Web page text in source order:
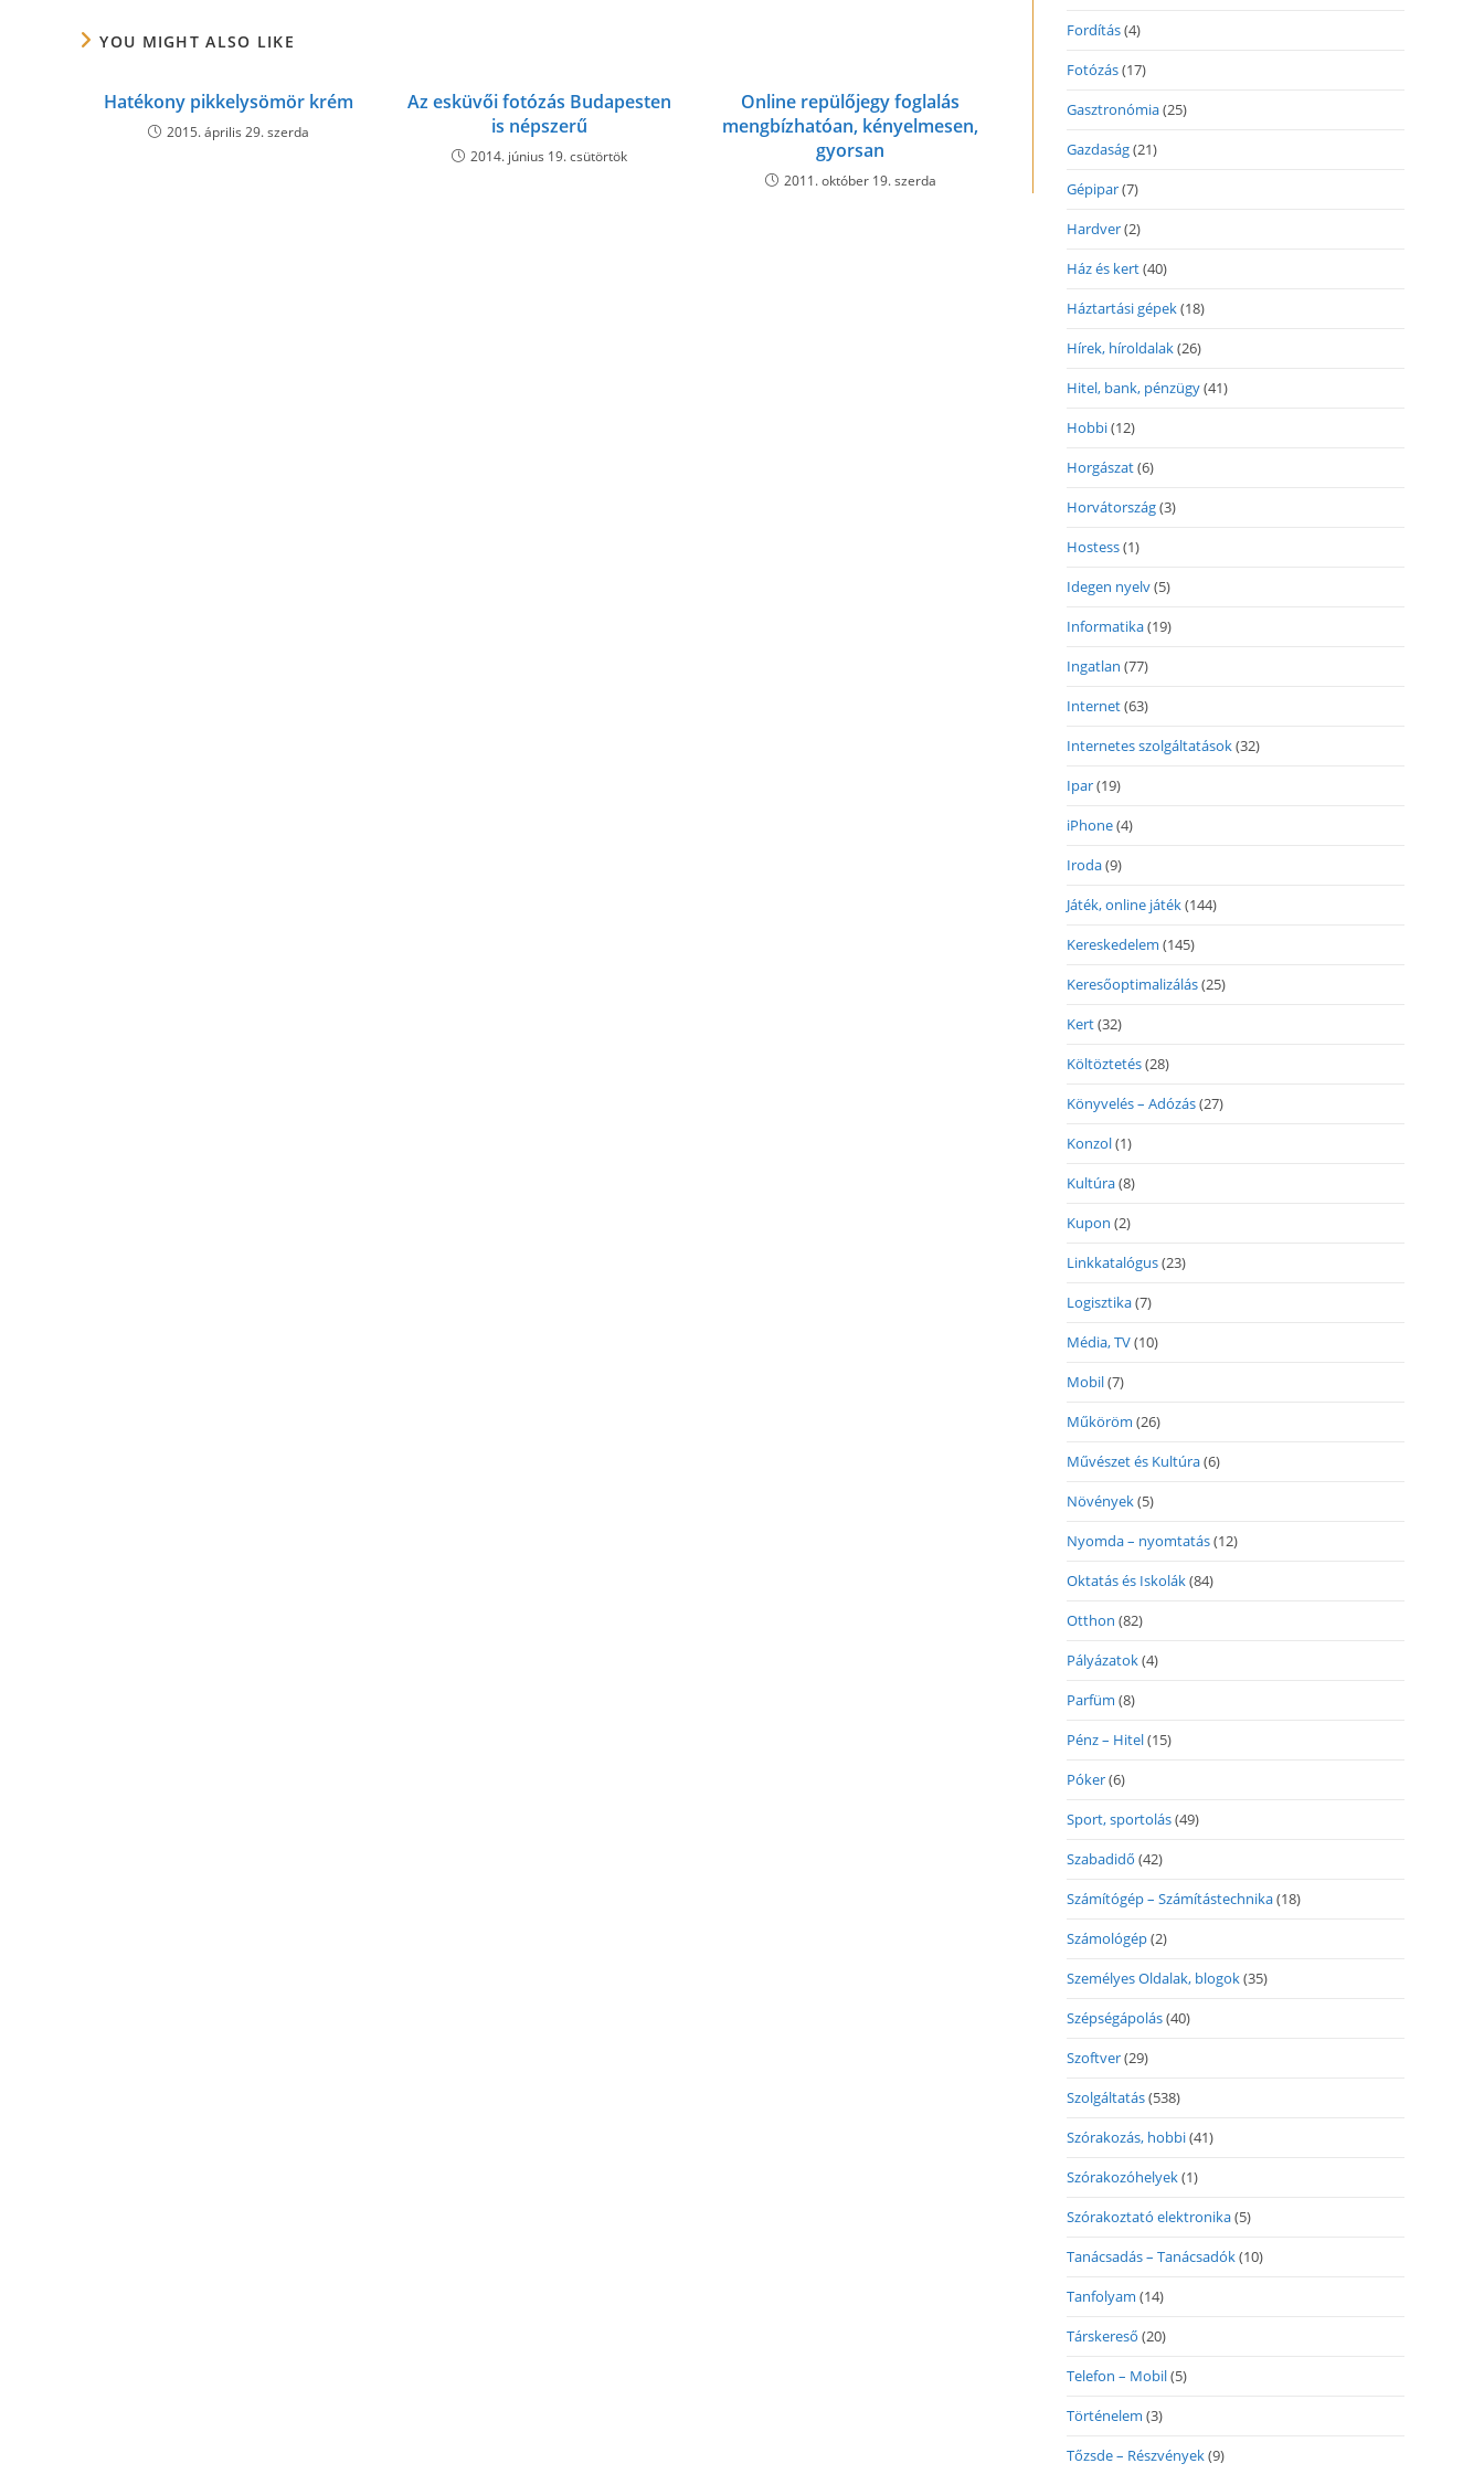
YOU MIGHT ALSO LIKE
Hatékony pikkelysömör krém
2015. április 29. szerda
Az esküvői fotózás Budapesten
is népszerű
2014. június 19. csütörtök
Online repülőjegy foglalás
mengbízhatóan, kényelmesen,
gyorsan
2011. október 19. szerda
Fordítás(4)
Fotózás(17)
Gasztronómia(25)
Gazdaság(21)
Gépipar(7)
Hardver(2)
Ház és kert(40)
Háztartási gépek(18)
Hírek, híroldalak(26)
Hitel, bank, pénzügy(41)
Hobbi(12)
Horgászat(6)
Horvátország(3)
Hostess(1)
Idegen nyelv(5)
Informatika(19)
Ingatlan (77)
Internet(63)
Internetes szolgáltatások(32)
Ipar(19)
iPhone(4)
Iroda(9)
Játék, online játék(144)
Kereskedelem (145)
Keresőoptimalizálás(25)
Kert(32)
Költöztetés(28)
Könyvelés – Adózás(27)
Konzol(1)
Kultúra(8)
Kupon (2)
Linkkatalógus(23)
Logisztika(7)
Média, TV(10)
Mobil(7)
Műköröm (26)
Művészet és Kultúra(6)
Növények(5)
Nyomda – nyomtatás(12)
Oktatás és Iskolák(84)
Otthon (82)
Pályázatok(4)
Parfüm (8)
Pénz – Hitel(15)
Póker(6)
Sport, sportolás(49)
Szabadidő (42)
Számítógép – Számítástechnika(18)
Számológép(2)
Személyes Oldalak, blogok(35)
Szépségápolás(40)
Szoftver(29)
Szolgáltatás(538)
Szórakozás, hobbi(41)
Szórakozóhelyek(1)
Szórakoztató elektronika(5)
Tanácsadás – Tanácsadók(10)
Tanfolyam (14)
Társkereső (20)
Telefon – Mobil(5)
Történelem (3)
Tőzsde – Részvények(9)